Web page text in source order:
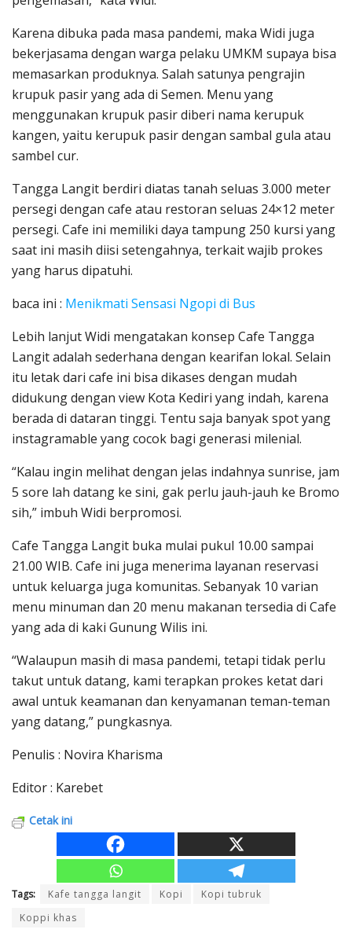
Karena dibuka pada masa pandemi, maka Widi juga
bekerjasama dengan warga pelaku UMKM supaya bisa
memasarkan produknya. Salah satunya pengrajin
krupuk pasir yang ada di Semen. Menu yang
menggunakan krupuk pasir diberi nama kerupuk
kangen, yaitu kerupuk pasir dengan sambal gula atau
sambel cur.
Tangga Langit berdiri diatas tanah seluas 3.000 meter
persegi dengan cafe atau restoran seluas 24×12 meter
persegi. Cafe ini memiliki daya tampung 250 kursi yang
saat ini masih diisi setengahnya, terkait wajib prokes
yang harus dipatuhi.
baca ini : Menikmati Sensasi Ngopi di Bus
Lebih lanjut Widi mengatakan konsep Cafe Tangga
Langit adalah sederhana dengan kearifan lokal. Selain
itu letak dari cafe ini bisa dikases dengan mudah
didukung dengan view Kota Kediri yang indah, karena
berada di dataran tinggi. Tentu saja banyak spot yang
instagramable yang cocok bagi generasi milenial.
“Kalau ingin melihat dengan jelas indahnya sunrise, jam
5 sore lah datang ke sini, gak perlu jauh-jauh ke Bromo
sih,” imbuh Widi berpromosi.
Cafe Tangga Langit buka mulai pukul 10.00 sampai
21.00 WIB. Cafe ini juga menerima layanan reservasi
untuk keluarga juga komunitas. Sebanyak 10 varian
menu minuman dan 20 menu makanan tersedia di Cafe
yang ada di kaki Gunung Wilis ini.
“Walaupun masih di masa pandemi, tetapi tidak perlu
takut untuk datang, kami terapkan prokes ketat dari
awal untuk keamanan dan kenyamanan teman-teman
yang datang,” pungkasnya.
Penulis : Novira Kharisma
Editor : Karebet
Cetak ini
Tags: Kafe tangga langit Kopi
Kopi tubruk
Koppi khas